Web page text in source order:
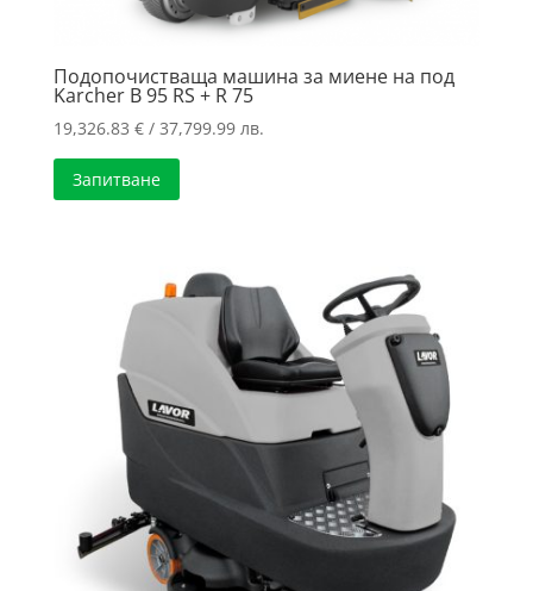
Подопочистваща машина за миене на под
Karcher B 95 RS + R 75
19,326.83 €/ 37,799.99 лв.
Запитване